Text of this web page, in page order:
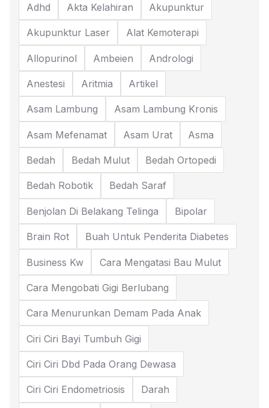
Adhd Akta Kelahiran Akupunktur
Akupunktur Laser Alat Kemoterapi
Allopurinol Ambeien Andrologi
Anestesi Aritmia Artikel
Asam Lambung Asam Lambung Kronis
Asam Mefenamat Asam Urat Asma
Bedah Bedah Mulut Bedah Ortopedi
Bedah Robotik Bedah Saraf
Benjolan Di Belakang Telinga Bipolar
Brain Rot Buah Untuk Penderita Diabetes
Business Kw Cara Mengatasi Bau Mulut
Cara Mengobati Gigi Berlubang
Cara Menurunkan Demam Pada Anak
Ciri Ciri Bayi Tumbuh Gigi
Ciri Ciri Dbd Pada Orang Dewasa
Ciri Ciri Endometriosis Darah